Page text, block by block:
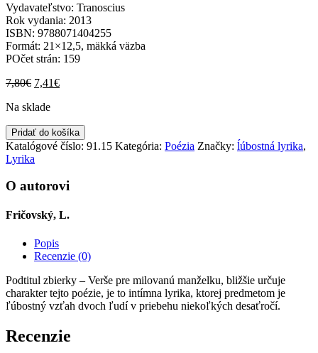
Vydavateľstvo: Tranoscius
Rok vydania: 2013
ISBN: 9788071404255
Formát: 21×12,5, mäkká väzba
POčet strán: 159
7,80€ Pôvodná
bola:
7,41€Aktuálna
Na sklade
množstvo
Dotyky
lásky
Pridať do košíka
Katalógové číslo: 91.15 Kategória: Poézia Značky: ĺúbostná lyrika,
Lyrika
O autorovi
Fričovský, L.
Popis
Recenzie (0)
Podtitul zbierky – Verše pre milovanú manželku, bližšie určuje
charakter tejto poézie, je to intímna lyrika, ktorej predmetom je
ľúbostný vzťah dvoch ľudí v priebehu niekoľkých desaťročí.
Recenzie